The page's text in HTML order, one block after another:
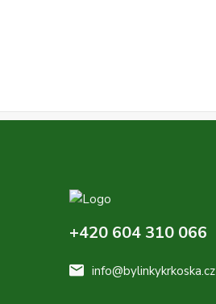
+420 604 310 066
info@bylinkykrkoska.cz